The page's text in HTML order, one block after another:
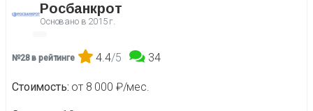
Росбанкрот
Основано в 2015 г.
№28 в рейтинге 4.4/5 34
Стоимость от 8 000 ₽/мес.